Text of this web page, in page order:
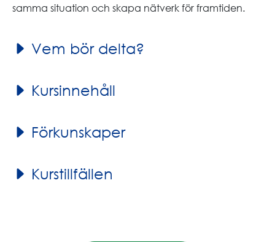
samma situation och skapa nätverk för framtiden.
Vem bör delta?
Kursinnehåll
Förkunskaper
Kurstillfällen